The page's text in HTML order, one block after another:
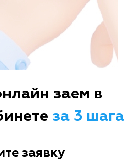
заем в
за 3 шага
заявку